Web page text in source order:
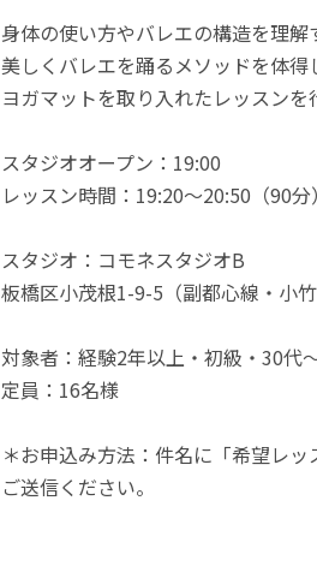
身体の使い方やバレエの構造を理解
美しくバレエを踊るメソッドを体得
ヨガマットを取り入れたレッスンを
スタジオオープン：19:00
レッスン時間：19:20～20:50（90分）
スタジオ：コモネスタジオB
板橋区小茂根1-9-5（副都心線・小
対象者：経験2年以上・初級・30代
定員：16名様
＊お申込み方法：件名に「希望レッ
ご送信ください。